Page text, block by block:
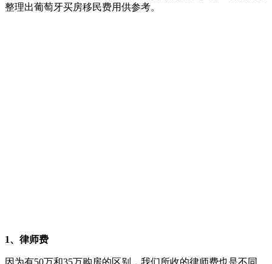
整理出葡萄牙买房移民费用供参考。
1、律师费
因为有50万和35万购房的区别，我们所收的律师费也是不同